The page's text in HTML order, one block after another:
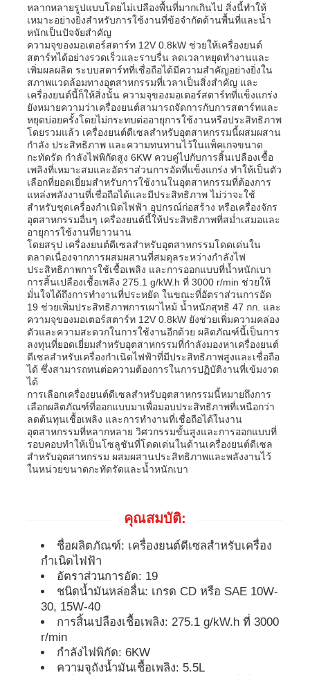
เกี่ยวกับเรา
ทัวร์โรงงาน
ควบคุมคุณภาพ
ติดต่อเรา
ข่าว
ทุกกรณี
ขออ้าง
ชุดเครื่องกำเนิดไฟฟ้าดีเซล
ชุดเครื่องผลิตเบนซิน
ชุดเครื่องกำเนิดไฟฟ้าอินเวอร์เตอร์
ชุดเครื่องกำเนิดไฟฟ้าอุตสาหกรรม
ชุดเครื่องกำเนิดไฟฟ้าดิจิตอล
เครื่องกําเนิดกรอบเปิด
ชุดเครื่องกำเนิดเสียง
หลากหลายรูปแบบโดยไม่เปลืองพื้นที่มากเกินไป สิ่งนี้ทำให้
เหมาะอย่างยิ่งสำหรับการใช้งานที่ข้อจำกัดด้านพื้นที่และน้ำ
หนักเป็นปัจจัยสำคัญ
ความจุของมอเตอร์สตาร์ท 12V 0.8kW ช่วยให้เครื่องยนต์
สตาร์ทได้อย่างรวดเร็วและราบรื่น ลดเวลาหยุดทำงานและ
เพิ่มผลผลิต ระบบสตาร์ทที่เชื่อถือได้มีความสำคัญอย่างยิ่งใน
สภาพแวดล้อมทางอุตสาหกรรมที่เวลาเป็นสิ่งสำคัญ และ
เครื่องยนต์นี้ก็ให้สิ่งนั้น ความจุของมอเตอร์สตาร์ทที่แข็งแกร่ง
ยังหมายความว่าเครื่องยนต์สามารถจัดการกับการสตาร์ทและ
หยุดบ่อยครั้งโดยไม่กระทบต่ออายุการใช้งานหรือประสิทธิภาพ
โดยรวมแล้ว เครื่องยนต์ดีเซลสำหรับอุตสาหกรรมนี้ผสมผสาน
กำลัง ประสิทธิภาพ และความทนทานไว้ในแพ็คเกจขนาด
กะทัดรัด กำลังไฟพิกัดสูง 6KW ควบคู่ไปกับการสิ้นเปลืองเชื้อ
เพลิงที่เหมาะสมและอัตราส่วนการอัดที่แข็งแกร่ง ทำให้เป็นตัว
เลือกที่ยอดเยี่ยมสำหรับการใช้งานในอุตสาหกรรมที่ต้องการ
แหล่งพลังงานที่เชื่อถือได้และมีประสิทธิภาพ ไม่ว่าจะใช้
สำหรับชุดเครื่องกำเนิดไฟฟ้า อุปกรณ์ก่อสร้าง หรือเครื่องจักร
อุตสาหกรรมอื่นๆ เครื่องยนต์นี้ให้ประสิทธิภาพที่สม่ำเสมอและ
อายุการใช้งานที่ยาวนาน
โดยสรุป เครื่องยนต์ดีเซลสำหรับอุตสาหกรรมโดดเด่นใน
ตลาดเนื่องจากการผสมผสานที่สมดุลระหว่างกำลังไฟ
ประสิทธิภาพการใช้เชื้อเพลิง และการออกแบบที่น้ำหนักเบา
การสิ้นเปลืองเชื้อเพลิง 275.1 g/kW.h ที่ 3000 r/min ช่วยให้
มั่นใจได้ถึงการทำงานที่ประหยัด ในขณะที่อัตราส่วนการอัด
19 ช่วยเพิ่มประสิทธิภาพการเผาไหม้ น้ำหนักสุทธิ 47 กก. และ
ความจุของมอเตอร์สตาร์ท 12V 0.8kW ยังช่วยเพิ่มความคล่อง
ตัวและความสะดวกในการใช้งานอีกด้วย ผลิตภัณฑ์นี้เป็นการ
ลงทุนที่ยอดเยี่ยมสำหรับอุตสาหกรรมที่กำลังมองหาเครื่องยนต์
ดีเซลสำหรับเครื่องกำเนิดไฟฟ้าที่มีประสิทธิภาพสูงและเชื่อถือ
ได้ ซึ่งสามารถทนต่อความต้องการในการปฏิบัติงานที่เข้มงวด
ได้
การเลือกเครื่องยนต์ดีเซลสำหรับอุตสาหกรรมนี้หมายถึงการ
เลือกผลิตภัณฑ์ที่ออกแบบมาเพื่อมอบประสิทธิภาพที่เหนือกว่า
ลดต้นทุนเชื้อเพลิง และการทำงานที่เชื่อถือได้ในงาน
อุตสาหกรรมที่หลากหลาย วิศวกรรมขั้นสูงและการออกแบบที่
รอบคอบทำให้เป็นโซลูชันที่โดดเด่นในด้านเครื่องยนต์ดีเซล
สำหรับอุตสาหกรรม ผสมผสานประสิทธิภาพและพลังงานไว้
ในหน่วยขนาดกะทัดรัดและน้ำหนักเบา
คุณสมบัติ:
ชื่อผลิตภัณฑ์: เครื่องยนต์ดีเซลสำหรับเครื่อง
กำเนิดไฟฟ้า
อัตราส่วนการอัด: 19
ชนิดน้ำมันหล่อลื่น: เกรด CD หรือ SAE 10W-
30, 15W-40
การสิ้นเปลืองเชื้อเพลิง: 275.1 g/kW.h ที่ 3000
r/min
กำลังไฟพิกัด: 6KW
ความจุถังน้ำมันเชื้อเพลิง: 5.5L